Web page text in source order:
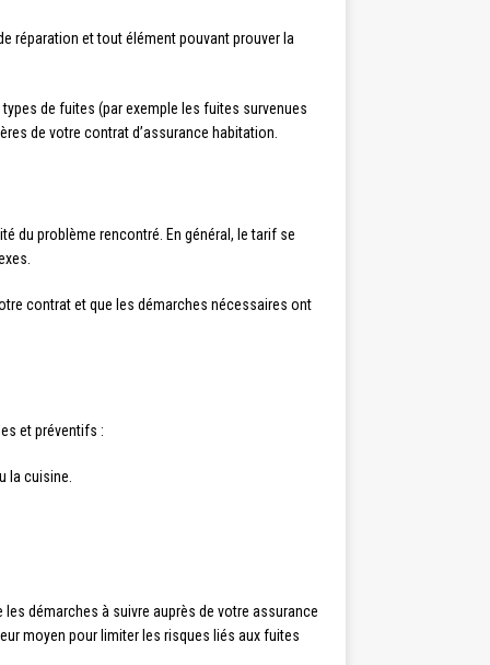
réparation et tout élément pouvant prouver la
de fuites (par exemple les fuites survenues
de votre contrat d’assurance habitation.
du problème rencontré. En général, le tarif se
contrat et que les démarches nécessaires ont
et préventifs :
la cuisine.
démarches à suivre auprès de votre assurance
moyen pour limiter les risques liés aux fuites